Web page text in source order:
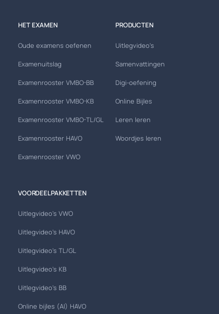
HET EXAMEN
Oude examens oefenen
Examenuitslag
Examenrooster VMBO-BB
Examenrooster VMBO-KB
Examenrooster VMBO-TL/GL
Examenrooster HAVO
Examenrooster VWO
PRODUCTEN
Uitlegvideo's
Samenvattingen
Digi-oefening
Online Bijles
Leren leren
Woordjes leren
VOORDEELPAKKETTEN
Uitlegvideo's VWO
Uitlegvideo's HAVO
Uitlegvideo's TL/GL
Uitlegvideo's KB
Uitlegvideo's BB
Online bijles (AI) HAVO